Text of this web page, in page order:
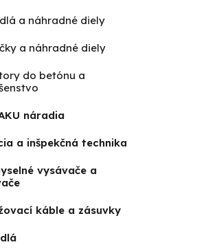
a náhradné diely
a náhradné diely
do betónu a
náradia
a inšpekčná technika
vysávače a
káble a zásuvky